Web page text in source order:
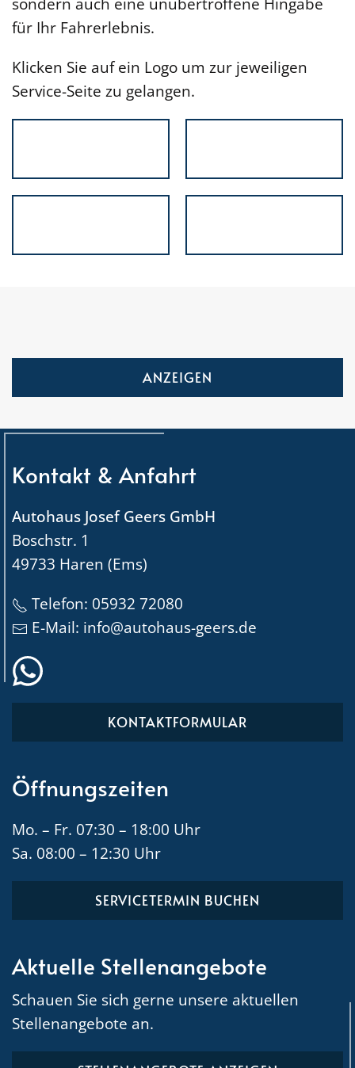
für Ihr Fahrerlebnis.
Klicken Sie auf ein Logo um zur jeweiligen
Service-Seite zu gelangen.
ANZEIGEN
Kontakt & Anfahrt
Autohaus Josef Geers GmbH
Boschstr. 1
49733 Haren (Ems)
Telefon: 05932 72080
E-Mail: info@autohaus-geers.de
KONTAKTFORMULAR
Öffnungszeiten
Mo. – Fr. 07:30 – 18:00 Uhr
Sa. 08:00 – 12:30 Uhr
SERVICETERMIN BUCHEN
Aktuelle Stellenangebote
Schauen Sie sich gerne unsere aktuellen
Stellenangebote an.